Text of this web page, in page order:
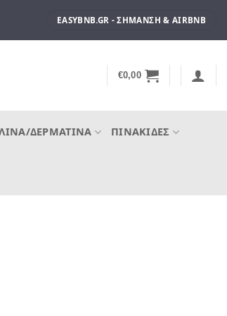
EASYBNB.GR - ΣΉΜΑΝΣΗ & AIRBNB
€0,00
ΔΕΡΜΆΤΙΝΑ ΠΙΝΑΚΊΔΕΣ